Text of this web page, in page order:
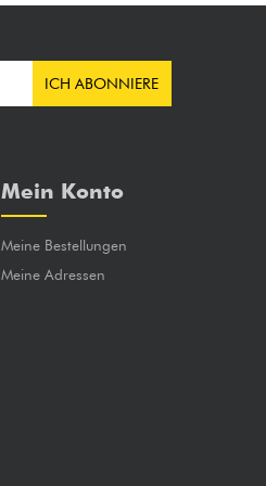
ICH ABONNIERE
Mein Konto
Meine Bestellungen
Meine Adressen